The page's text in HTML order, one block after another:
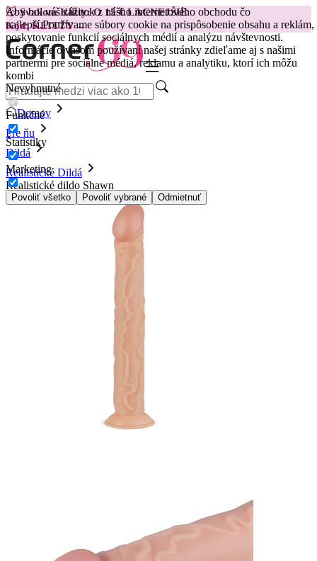
Aby bol váš zážitok z nášho internetového obchodu čo
najlepší.Používame súbory cookie na prispôsobenie obsahu a reklám,
poskytovanie funkcií sociálnych médií a analýzu návštevnosti.
Informácie o vašom používaní našej stránky zdieľame aj s našimi
partnermi pre sociálne médiá, reklamu a analytiku, ktorí ich môžu
kombi
Nevyhnutné
Funkčné
Štatistiky
Marketing
Povoliť všetko Povoliť vybrané Odmietnuť
😽Svakom Klitty: O 15 € LACNEJŠIE
Kód: KLITTY →
Domov
Pre ňu
Dildá
Realistické Dildá
Realistické dildo Shawn